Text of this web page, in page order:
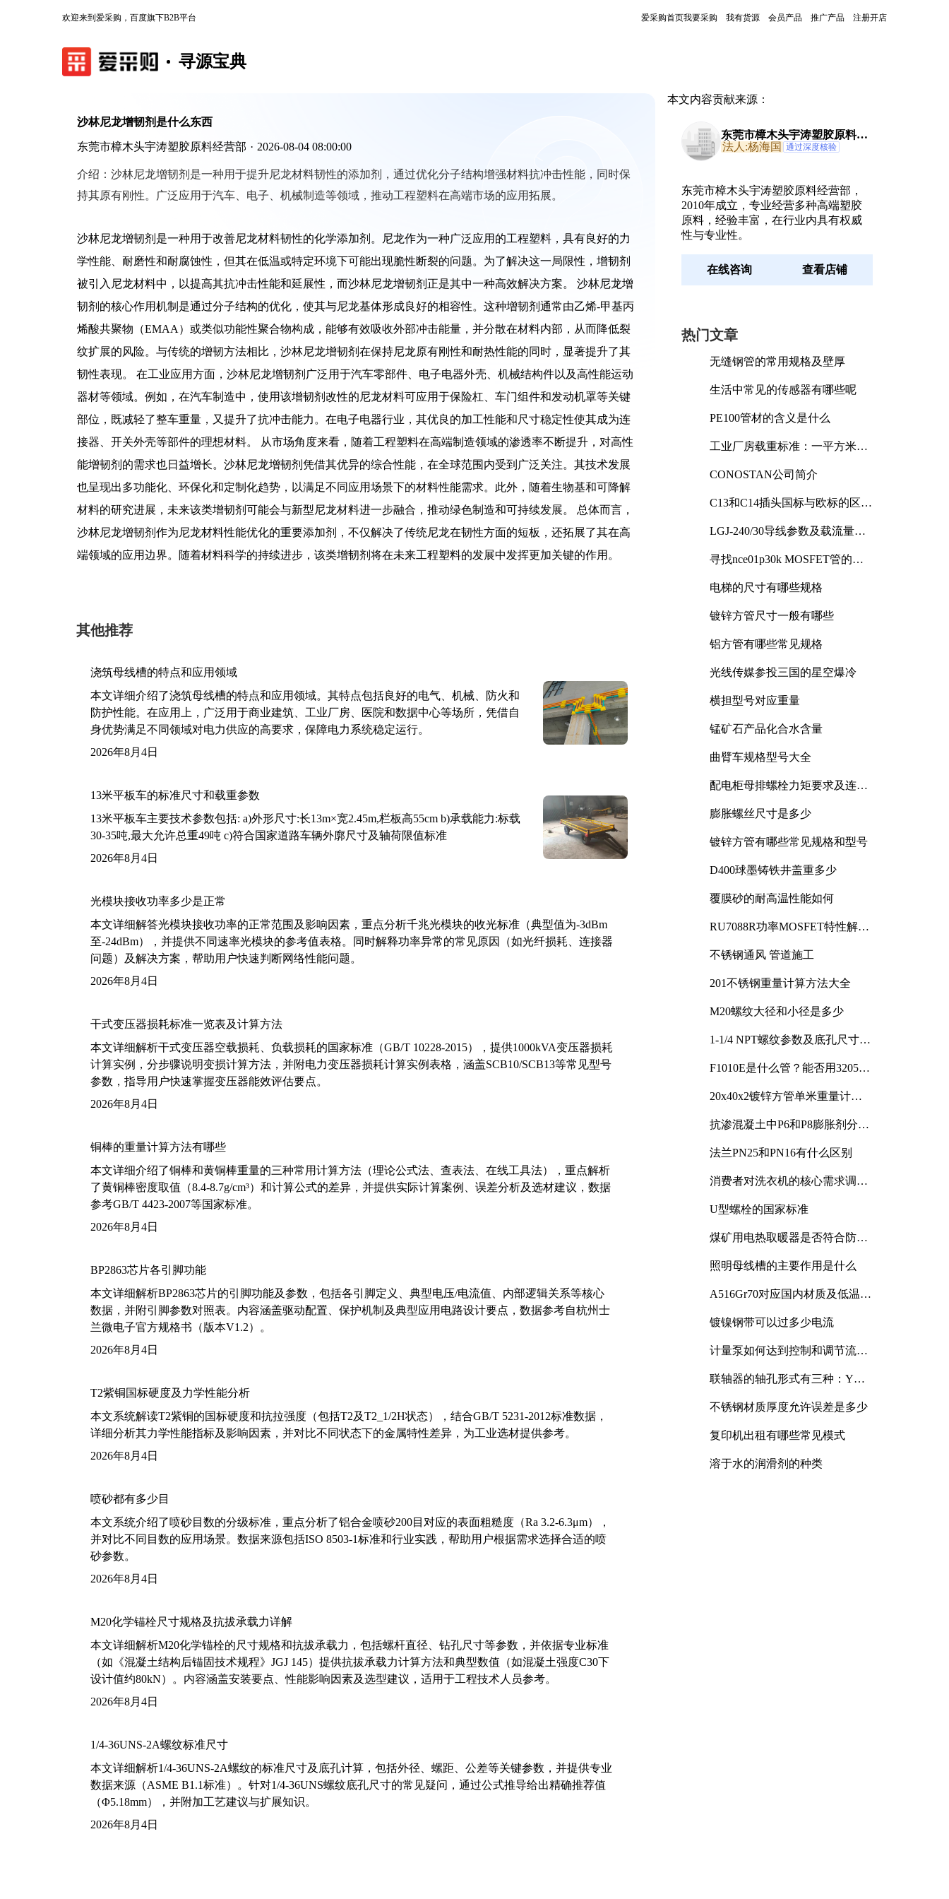
欢迎来到爱采购，百度旗下B2B平台 爱采购首页我要采购 我有货源 会员产品 推广产品 注册开店
寻源宝典
沙林尼龙增韧剂是什么东西
东莞市樟木头宇涛塑胶原料经营部 · 2026-08-04 08:00:00
介绍： 沙林尼龙增韧剂是一种用于提升尼龙材料韧性的添加剂，通过优化分子结构增强材料抗冲击性能，同时保
持其原有刚性。广泛应用于汽车、电子、机械制造等领域，推动工程塑料在高端市场的应用拓展。
沙林尼龙增韧剂是一种用于改善尼龙材料韧性的化学添加剂。尼龙作为一种广泛应用的工程塑料，具有良好的力
学性能、耐磨性和耐腐蚀性，但其在低温或特定环境下可能出现脆性断裂的问题。为了解决这一局限性，增韧剂
被引入尼龙材料中，以提高其抗冲击性能和延展性，而沙林尼龙增韧剂正是其中一种高效解决方案。 沙林尼龙增
韧剂的核心作用机制是通过分子结构的优化，使其与尼龙基体形成良好的相容性。这种增韧剂通常由乙烯-甲基丙
烯酸共聚物（EMAA）或类似功能性聚合物构成，能够有效吸收外部冲击能量，并分散在材料内部，从而降低裂
纹扩展的风险。与传统的增韧方法相比，沙林尼龙增韧剂在保持尼龙原有刚性和耐热性能的同时，显著提升了其
韧性表现。 在工业应用方面，沙林尼龙增韧剂广泛用于汽车零部件、电子电器外壳、机械结构件以及高性能运动
器材等领域。例如，在汽车制造中，使用该增韧剂改性的尼龙材料可应用于保险杠、车门组件和发动机罩等关键
部位，既减轻了整车重量，又提升了抗冲击能力。在电子电器行业，其优良的加工性能和尺寸稳定性使其成为连
接器、开关外壳等部件的理想材料。 从市场角度来看，随着工程塑料在高端制造领域的渗透率不断提升，对高性
能增韧剂的需求也日益增长。沙林尼龙增韧剂凭借其优异的综合性能，在全球范围内受到广泛关注。其技术发展
也呈现出多功能化、环保化和定制化趋势，以满足不同应用场景下的材料性能需求。此外，随着生物基和可降解
材料的研究进展，未来该类增韧剂可能会与新型尼龙材料进一步融合，推动绿色制造和可持续发展。 总体而言，
沙林尼龙增韧剂作为尼龙材料性能优化的重要添加剂，不仅解决了传统尼龙在韧性方面的短板，还拓展了其在高
端领域的应用边界。随着材料科学的持续进步，该类增韧剂将在未来工程塑料的发展中发挥更加关键的作用。
其他推荐
浇筑母线槽的特点和应用领域
本文详细介绍了浇筑母线槽的特点和应用领域。其特点包括良好的电气、机械、防火和
防护性能。在应用上，广泛用于商业建筑、工业厂房、医院和数据中心等场所，凭借自
身优势满足不同领域对电力供应的高要求，保障电力系统稳定运行。
2026年8月4日
13米平板车的标准尺寸和载重参数
13米平板车主要技术参数包括: a)外形尺寸:长13m×宽2.45m,栏板高55cm b)承载能力:标载
30-35吨,最大允许总重49吨 c)符合国家道路车辆外廓尺寸及轴荷限值标准
2026年8月4日
光模块接收功率多少是正常
本文详细解答光模块接收功率的正常范围及影响因素，重点分析千兆光模块的收光标准（典型值为-3dBm
至-24dBm），并提供不同速率光模块的参考值表格。同时解释功率异常的常见原因（如光纤损耗、连接器
问题）及解决方案，帮助用户快速判断网络性能问题。
2026年8月4日
干式变压器损耗标准一览表及计算方法
本文详细解析干式变压器空载损耗、负载损耗的国家标准（GB/T 10228-2015），提供1000kVA变压器损耗
计算实例，分步骤说明变损计算方法，并附电力变压器损耗计算实例表格，涵盖SCB10/SCB13等常见型号
参数，指导用户快速掌握变压器能效评估要点。
2026年8月4日
铜棒的重量计算方法有哪些
本文详细介绍了铜棒和黄铜棒重量的三种常用计算方法（理论公式法、查表法、在线工具法），重点解析
了黄铜棒密度取值（8.4-8.7g/cm³）和计算公式的差异，并提供实际计算案例、误差分析及选材建议，数据
参考GB/T 4423-2007等国家标准。
2026年8月4日
BP2863芯片各引脚功能
本文详细解析BP2863芯片的引脚功能及参数，包括各引脚定义、典型电压/电流值、内部逻辑关系等核心
数据，并附引脚参数对照表。内容涵盖驱动配置、保护机制及典型应用电路设计要点，数据参考自杭州士
兰微电子官方规格书（版本V1.2）。
2026年8月4日
T2紫铜国标硬度及力学性能分析
本文系统解读T2紫铜的国标硬度和抗拉强度（包括T2及T2_1/2H状态），结合GB/T 5231-2012标准数据，
详细分析其力学性能指标及影响因素，并对比不同状态下的金属特性差异，为工业选材提供参考。
2026年8月4日
喷砂都有多少目
本文系统介绍了喷砂目数的分级标准，重点分析了铝合金喷砂200目对应的表面粗糙度（Ra 3.2-6.3μm），
并对比不同目数的应用场景。数据来源包括ISO 8503-1标准和行业实践，帮助用户根据需求选择合适的喷
砂参数。
2026年8月4日
M20化学锚栓尺寸规格及抗拔承载力详解
本文详细解析M20化学锚栓的尺寸规格和抗拔承载力，包括螺杆直径、钻孔尺寸等参数，并依据专业标准
（如《混凝土结构后锚固技术规程》JGJ 145）提供抗拔承载力计算方法和典型数值（如混凝土强度C30下
设计值约80kN）。内容涵盖安装要点、性能影响因素及选型建议，适用于工程技术人员参考。
2026年8月4日
1/4-36UNS-2A螺纹标准尺寸
本文详细解析1/4-36UNS-2A螺纹的标准尺寸及底孔计算，包括外径、螺距、公差等关键参数，并提供专业
数据来源（ASME B1.1标准）。针对1/4-36UNS螺纹底孔尺寸的常见疑问，通过公式推导给出精确推荐值
（Φ5.18mm），并附加工艺建议与扩展知识。
2026年8月4日
本文内容贡献来源：
东莞市樟木头宇涛塑胶原料经
营部
法人:杨海国 通过深度核验
东莞市樟木头宇涛塑胶原料经营部，
2010年成立，专业经营多种高端塑胶
原料，经验丰富，在行业内具有权威
性与专业性。
在线咨询 查看店铺
热门文章
无缝钢管的常用规格及壁厚
生活中常见的传感器有哪些呢
PE100管材的含义是什么
工业厂房载重标准：一平方米能
CONOSTAN公司简介
C13和C14插头国标与欧标的区别
LGJ-240/30导线参数及载流量解
寻找nce01p30k MOSFET管的合
电梯的尺寸有哪些规格
镀锌方管尺寸一般有哪些
铝方管有哪些常见规格
光线传媒参投三国的星空爆冷
横担型号对应重量
锰矿石产品化合水含量
曲臂车规格型号大全
配电柜母排螺栓力矩要求及连接
膨胀螺丝尺寸是多少
镀锌方管有哪些常见规格和型号
D400球墨铸铁井盖重多少
覆膜砂的耐高温性能如何
RU7088R功率MOSFET特性解析
不锈钢通风 管道施工
201不锈钢重量计算方法大全
M20螺纹大径和小径是多少
1-1/4 NPT螺纹参数及底孔尺寸详
F1010E是什么管？能否用3205或
20x40x2镀锌方管单米重量计算
抗渗混凝土中P6和P8膨胀剂分别
法兰PN25和PN16有什么区别
消费者对洗衣机的核心需求调研
U型螺栓的国家标准
煤矿用电热取暖器是否符合防爆
照明母线槽的主要作用是什么
A516Gr70对应国内材质及低温冲
镀镍钢带可以过多少电流
计量泵如何达到控制和调节流量
联轴器的轴孔形式有三种：Y
不锈钢材质厚度允许误差是多少
复印机出租有哪些常见模式
溶于水的润滑剂的种类